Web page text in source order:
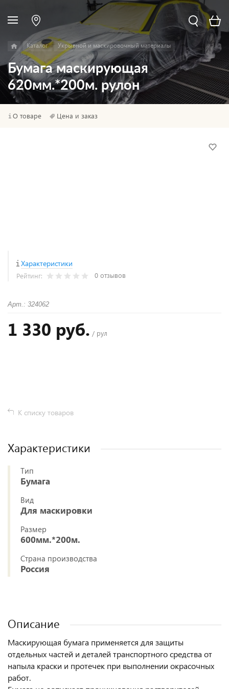
Каталог Укрывной и маскировочный материалы
Бумага маскирующая
620мм.*200м. рулон
О товаре Цена и заказ
Характеристики
Рейтинг: 0 отзывов
Арт.: 324062
1 330 руб. / рул
К списку товаров
Характеристики
Тип
Бумага
Вид
Для маскировки
Размер
600мм.*200м.
Страна производства
Россия
Описание
Маскирующая бумага применяется для защиты
отдельных частей и деталей транспортного средства от
напыла краски и протечек при выполнении окрасочных
работ.